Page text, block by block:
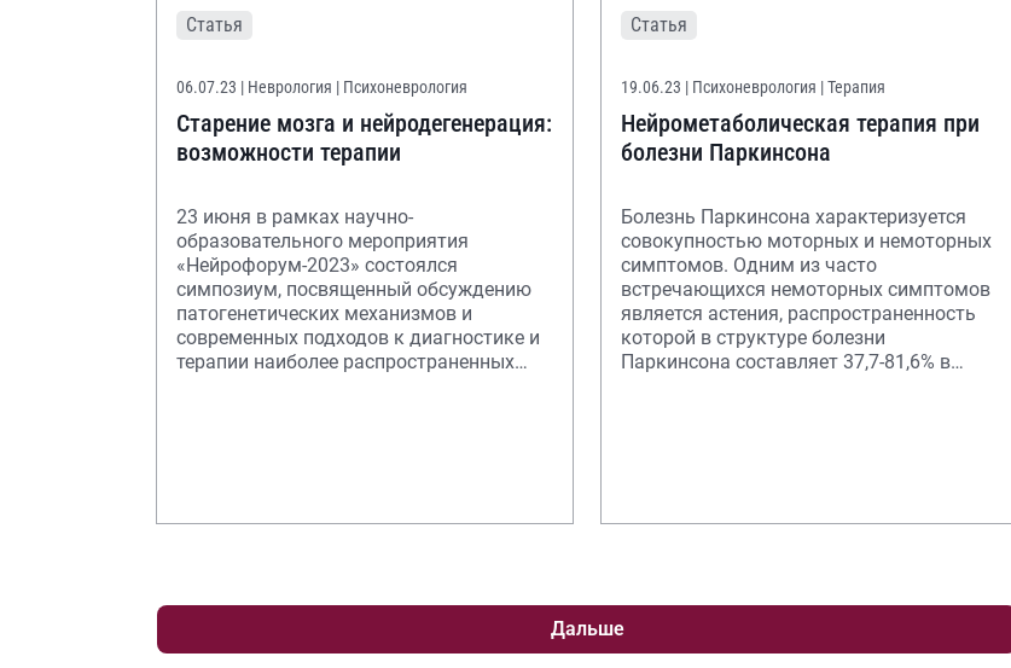
Статья
06.07.23 | Неврология | Психоневрология
Старение мозга и нейродегенерация:
возможности терапии
23 июня в рамках научно-
образовательного мероприятия
«Нейрофорум-2023» состоялся
симпозиум, посвященный обсуждению
патогенетических механизмов и
современных подходов к диагностике и
терапии наиболее распространенных
Статья
19.06.23 | Психоневрология | Терапия
Нейрометаболическая терапия при
болезни Паркинсона
Болезнь Паркинсона характеризуется
совокупностью моторных и немоторных
симптомов. Одним из часто
встречающихся немоторных симптомов
является астения, распространенность
которой в структуре болезни
Паркинсона составляет 37,7-81,6% в
Дальше